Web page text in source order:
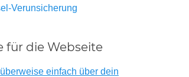
Verunsicherung
für die Webseite
überweise einfach über dein